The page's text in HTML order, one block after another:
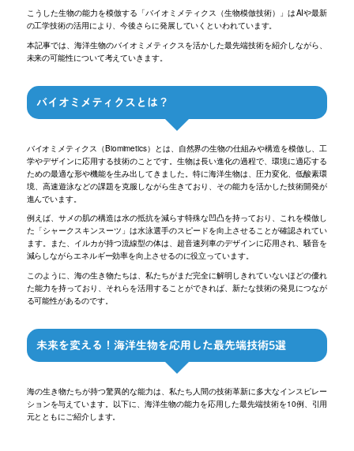
こうした生物の能力を模倣する「バイオミメティクス（生物模倣技術）」はAIや最新
の工学技術の活用により、今後さらに発展していくといわれています。
本記事では、海洋生物のバイオミメティクスを活かした最先端技術を紹介しながら、
未来の可能性について考えていきます。
バイオミメティクスとは？
バイオミメティクス（Biomimetics）とは、 自然界の生物の仕組みや構造を模倣し、工
学やデザインに応用する技術のことです。 生物は長い進化の過程で、環境に適応する
ための最適な形や機能を生み出してきました。特に海洋生物は、圧力変化、低酸素環
境、 高速遊泳などの課題を克服しながら生きており、 その能力を活かした技術開発が
進んでいます。
例えば、 サメの肌の構造は水の抵抗を減らす特殊な凹凸を持っており、 これを模倣し
た「シャークスキンスーツ」 は水泳選手のスピードを向上させることが確認されてい
ます。
また、イルカが持つ流線型の体は、 超音速列車のデザインに応用され、騒音を
減らしながらエネルギー効率を向上させるのに役立っています。
このように、海の生き物たちは、 私たちがまだ完全に解明しきれていないほどの優れ
た能力を持っており、 それらを活用することができれば、新たな技術の発見につなが
る可能性があるのです。
未来を変える！海洋生物を応用した最先端技術5選
海の生き物たちが持つ驚異的な能力は、私たち人間の技術革新に多大なインスピレー
ションを与えています。以下に、海洋生物の能力を応用した最先端技術を10例、引用
元とともにご紹介します。